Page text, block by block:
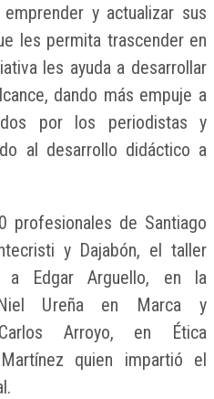
y actualizar sus
les permita trascender en
les ayuda a desarrollar
dando más empuje a
por los periodistas y
al desarrollo didáctico a
profesionales de Santiago
y Dajabón, el taller
a Edgar Arguello, en la
Niel Ureña en Marca y
Arroyo, en Ética
quien impartió el